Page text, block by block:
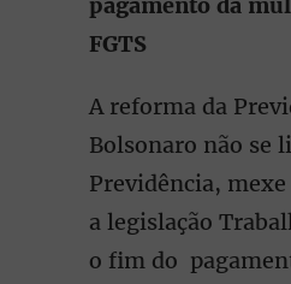
FGTS
A reforma da
Bolsonaro não se
Previdência,
a legislação
o fim do